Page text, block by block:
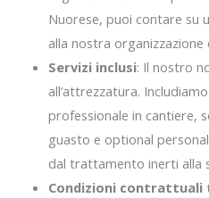
Nuorese, puoi contare su
alla nostra
Servizi inclusi: Il nostro
all’attrezzatura.
professionale in cantiere,
guasto e optional
dal trattamento inerti alla
Condizioni